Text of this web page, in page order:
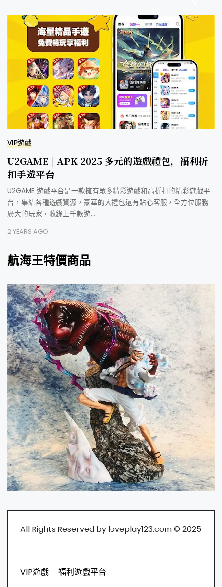
VIP遊戲
U2GAME | APK 2025 多元的遊戲禮包，福利折
扣手遊平台
U2GAME 遊戲平台是一款擁有眾多精彩遊戲和高折扣的精彩遊戲平
台，集結各種遊戲資源，豪華的大禮包還有貼心客服，全方位服務
廣大的玩家，收錄上千款遊…
2 YEARS AGO
航海王特價商品
All Rights Reserved by loveplay123.com © 2025
VIP遊戲 福利遊戲平台